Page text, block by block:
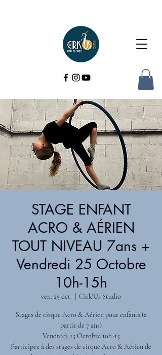
STAGE ENFANT
ACRO & AÉRIEN
TOUT NIVEAU 7ans +
Vendredi 25 Octobre
10h-15h
ven. 25 oct. Cirk'Us Studio
Stages de cirque Acro & Aérien pour enfants (à
partir de 7 ans)
Vendredi 25 Octobre 10h-15
Participez à des stages de cirque Acro & Aérien de